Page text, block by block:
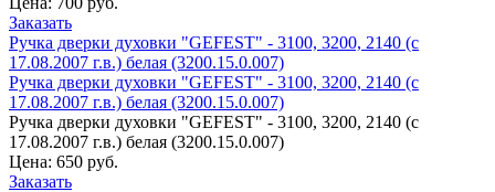
Заказать
Ручка дверки духовки "GEFEST" - 3100, 3200, 2140 (c
17.08.2007 г.в.) белая (3200.15.0.007)
Ручка дверки духовки "GEFEST" - 3100, 3200, 2140 (c
17.08.2007 г.в.) белая (3200.15.0.007)
Ручка дверки духовки "GEFEST" - 3100, 3200, 2140 (c
17.08.2007 г.в.) белая (3200.15.0.007)
Цена: 650 руб.
Заказать